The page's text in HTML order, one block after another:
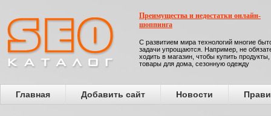
Преимущества и недостатки онлайн-
шоппинга
С развитием мира технологий многие
задачи упрощаются. Например, не
ходить в магазин, чтобы купить продукты,
товары для дома, сезонную одежду
Главная Добавить сайт Новости